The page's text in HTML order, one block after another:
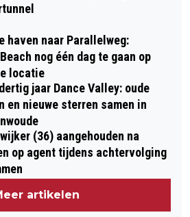
haven naar Parallelweg:
nog één dag te gaan op
locatie
jaar Dance Valley: oude
en nieuwe sterren samen in
(36) aangehouden na
op agent tijdens achtervolging
artikelen